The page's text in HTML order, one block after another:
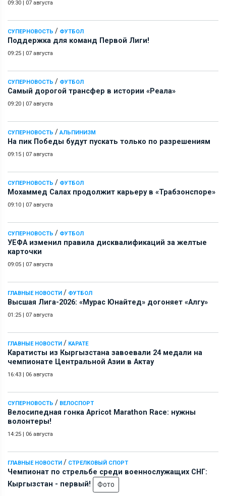
09:30 | 07 августа
СУПЕРНОВОСТЬ / ФУТБОЛ
Поддержка для команд Первой Лиги!
09:25 | 07 августа
СУПЕРНОВОСТЬ / ФУТБОЛ
Самый дорогой трансфер в истории «Реала»
09:20 | 07 августа
СУПЕРНОВОСТЬ / АЛЬПИНИЗМ
На пик Победы будут пускать только по разрешениям
09:15 | 07 августа
СУПЕРНОВОСТЬ / ФУТБОЛ
Мохаммед Салах продолжит карьеру в «Трабзонспоре»
09:10 | 07 августа
СУПЕРНОВОСТЬ / ФУТБОЛ
УЕФА изменил правила дисквалификаций за желтые
карточки
09:05 | 07 августа
ГЛАВНЫЕ НОВОСТИ / ФУТБОЛ
Высшая Лига-2026: «Мурас Юнайтед» догоняет «Алгу»
01:25 | 07 августа
ГЛАВНЫЕ НОВОСТИ / КАРАТЕ
Каратисты из Кыргызстана завоевали 24 медали на
чемпионате Центральной Азии в Актау
16:43 | 06 августа
СУПЕРНОВОСТЬ / ВЕЛОСПОРТ
Велосипедная гонка Apricot Marathon Race: нужны
волонтеры!
14:25 | 06 августа
ГЛАВНЫЕ НОВОСТИ / СТРЕЛКОВЫЙ СПОРТ
Чемпионат по стрельбе среди военнослужащих СНГ:
Кыргызстан - первый!
Фото